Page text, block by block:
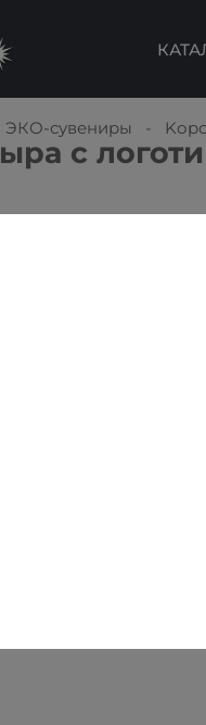
ЭКО-сувениры -
с